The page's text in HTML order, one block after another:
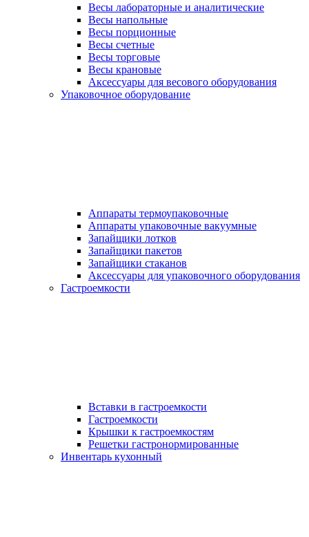
Весы лабораторные и аналитические
Весы напольные
Весы порционные
Весы счетные
Весы торговые
Весы крановые
Аксессуары для весового оборудования
Упаковочное оборудование
Аппараты термоупаковочные
Аппараты упаковочные вакуумные
Запайщики лотков
Запайщики пакетов
Запайщики стаканов
Аксессуары для упаковочного оборудования
Гастроемкости
Вставки в гастроемкости
Гастроемкости
Крышки к гастроемкостям
Решетки гастронормированные
Инвентарь кухонный